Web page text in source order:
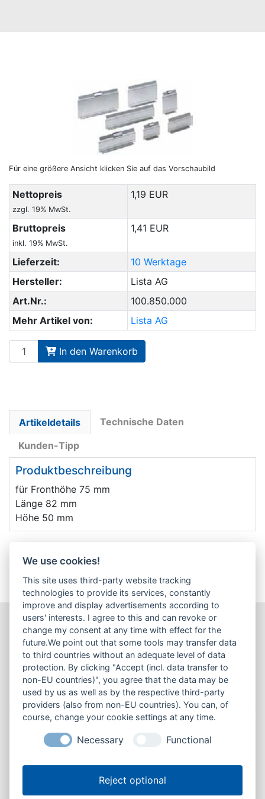
Für eine größere Ansicht klicken Sie auf das Vorschaubild
Nettopreis
zzgl. 19% MwSt.
1,19 EUR
Bruttopreis
inkl. 19% MwSt.
1,41 EUR
Lieferzeit:
10 Werktage
Hersteller:
Lista AG
Art.Nr.:
100.850.000
Mehr Artikel von:
Lista AG
In den Warenkorb
Artikeldetails
Technische Daten
Kunden-Tipp
Produktbeschreibung
für Fronthöhe 75 mm
Länge 82 mm
Höhe 50 mm
Die angebotenen Waren und Dienstleistungen richten sich
ausschließlich an Unternehmer, die die Ware oder Leistungen in ihrer
selbstständigen, beruflichen oder gewerblichen oder in ihrer
behördlichen und dienstlichen Tätigkeit verwenden.» Definition
Verbraucher / Unternehmer
Versandkosten & Lieferzeit
Cookie-Einstellungen ändern
Unsere AGB
Impressum
Kontakt
Lieferzeit
Einkaufsbedingungen
We use cookies!
This site uses third-party website tracking
technologies to provide its services, constantly
improve and display advertisements according to
users' interests. I agree to this and can revoke or
change my consent at any time with effect for the
future.We point out that some tools may transfer data
to third countries without an adequate level of data
protection. By clicking "Accept (incl. data transfer to
non-EU countries)", you agree that the data may be
used by us as well as by the respective third-party
providers (also from non-EU countries). You can, of
course, change your cookie settings at any time.
Necessary Functional
Reject optional